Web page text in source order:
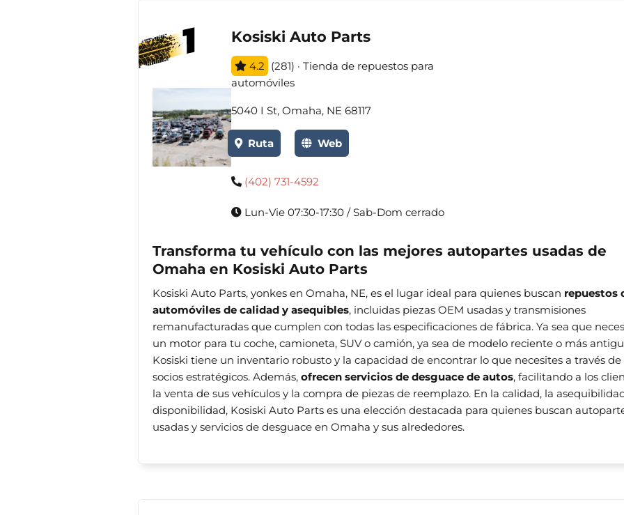
Kosiski Auto Parts
4.2 (281) · Tienda de repuestos para
automóviles
5040 I St, Omaha, NE 68117
Ruta Web
(402) 731-4592
Lun-Vie 07:30-17:30 / Sab-Dom cerrado
Transforma tu vehículo con las mejores autopartes usadas de
Omaha en Kosiski Auto Parts
Kosiski Auto Parts, yonkes en Omaha, NE, es el lugar ideal para quienes buscan repuestos
automóviles de calidad y asequibles, incluidas piezas OEM usadas y transmisiones
remanufacturadas que cumplen con todas las especificaciones de fábrica. Ya sea que
un motor para tu coche, camioneta, SUV o camión, ya sea de modelo reciente o más
Kosiski tiene un inventario robusto y la capacidad de encontrar lo que necesites a través de
socios estratégicos. Además, ofrecen servicios de desguace de autos, facilitando a los
la venta de sus vehículos y la compra de piezas de reemplazo. En la calidad, la
disponibilidad, Kosiski Auto Parts es una elección destacada para quienes buscan
usadas y servicios de desguace en Omaha y sus alrededores.